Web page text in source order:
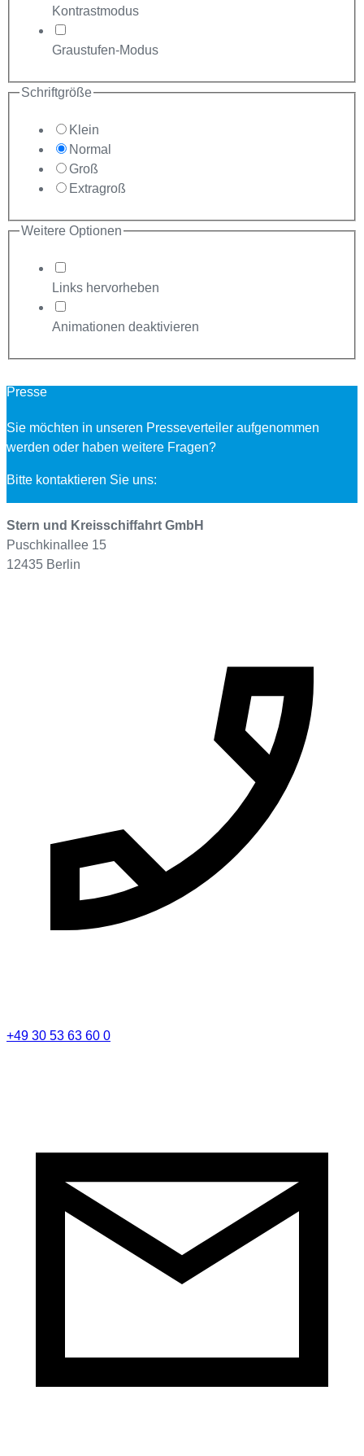
Kontrastmodus
Graustufen-Modus
Schriftgröße
Klein
Normal
Groß
Extragroß
Weitere Optionen
Links hervorheben
Animationen deaktivieren
Presse
Sie möchten in unseren Presseverteiler aufgenommen
werden oder haben weitere Fragen?
Bitte kontaktieren Sie uns:
Stern und Kreisschiffahrt GmbH
Puschkinallee 15
12435 Berlin
+49 30 53 63 60 0